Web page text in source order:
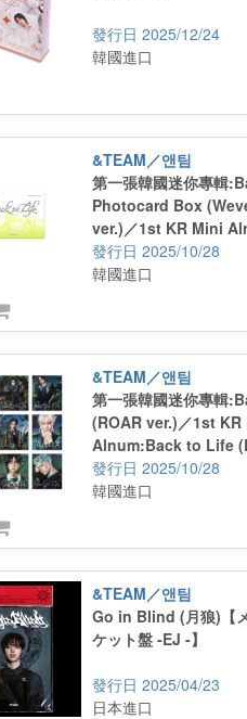
2025/12/24
韓國進口
&TEAM／앤팀
第一張韓國迷你專輯
Photocard Box
ver.)／1st KR Mini
Life Photocard Box
Albums ver.)
2025/10/28
韓國進口
&TEAM／앤팀
第一張韓國迷你專輯
(ROAR ver.)／1st
Alnum:Back to Life
2025/10/28
韓國進口
&TEAM／앤팀
Go in Blind (月狼)【
ケット盤 -EJ -】
2025/04/23
日本進口